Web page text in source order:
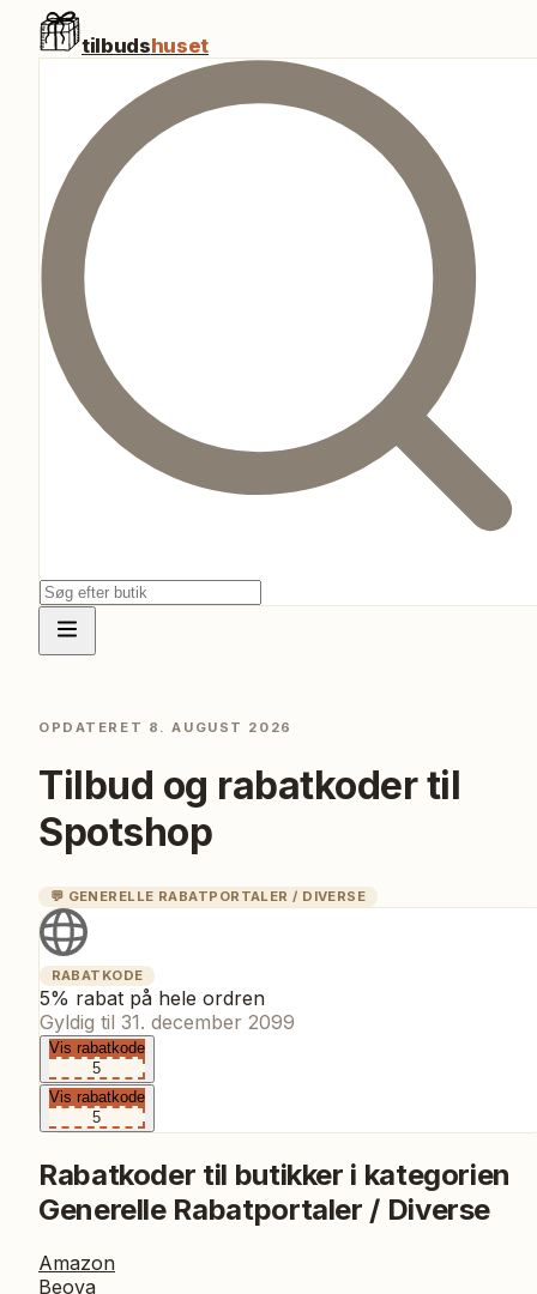
tilbudshuset
OPDATERET 8. AUGUST 2026
Tilbud og rabatkoder til
Spotshop
💬 GENERELLE RABATPORTALER / DIVERSE
RABATKODE
5% rabat på hele ordren
Gyldig til 31. december 2099
Vis rabatkode
5
Vis rabatkode
5
Rabatkoder til butikker i kategorien
Generelle Rabatportaler / Diverse
Amazon
Beova